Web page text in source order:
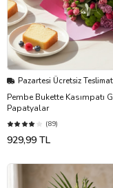
Pazartesi Ücretsiz Teslimat
Pembe Bukette Kasımpatı
Papatyalar
(89)
929,99 TL